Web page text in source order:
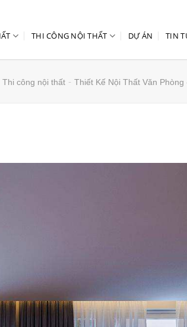
THI CÔNG NỘI THẤT DỰ ÁN TIN
Thi công nội thất - Thiết Kế Nội Thất Văn Phòng